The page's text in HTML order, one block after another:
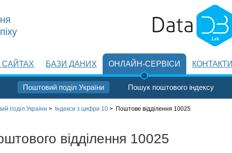
САЙТАХ БАЗИ ДАНИХ ОНЛАЙН-СЕРВІСИ
Поштовий поділ України Пошук поштового індексу
КОНТАКТИ
поділ України > Індекси з цифри 10 > Поштове відділення 10025
відділення 10025